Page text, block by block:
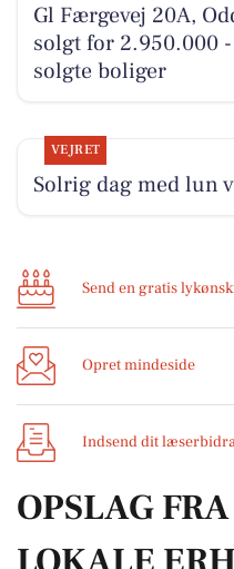
Gl Færgevej 20A,
solgt for 2.950.000
solgte boliger
VEJRET
Solrig dag med lun
Send en gratis
Opret mindeside
Indsend dit
OPSLAG